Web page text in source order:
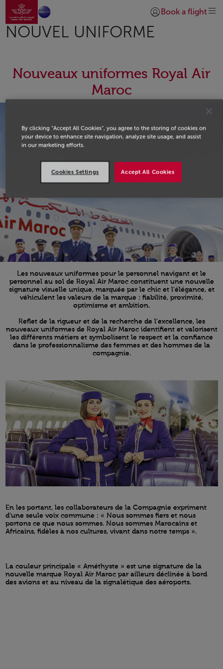
Saut au contenu principal
Aller à la page accueil
Se connecter |
Book a flight
NOUVEL UNIFORME
Nouveaux uniformes Royal Air
Maroc
Les nouveaux uniformes pour le personnel navigant et le
personnel au sol de Royal Air Maroc constituent une nouvelle
signature visuelle unique, marquée par le chic et l'élégance, et
véhiculent les valeurs de la marque : fiabilité, proximité,
optimisme et ambition.
Reflet de la rigueur et de la recherche de l'excellence, les
nouveaux uniformes de Royal Air Maroc identifient et valorisent
les différents métiers et symbolisent le respect et la confiance
dans le professionnalisme des femmes et des hommes de la
compagnie.
En les portant, les collaborateurs de la Compagnie expriment
d’une seule voix commune : « Nous sommes fiers et nous
portons ce que nous sommes. Nous sommes Marocains et
Africains, fidèles à nos cultures, vivant dans notre temps ».
La couleur principale « Améthyste » est une signature de la
nouvelle marque Royal Air Maroc par ailleurs déclinée à bord
des avions et au niveau de la signalétique des aéroports.
By clicking “Accept All Cookies”, you agree to the storing of cookies on
your device to enhance site navigation, analyze site usage, and assist
in our marketing efforts.
Accept All Cookies
Cookies Settings